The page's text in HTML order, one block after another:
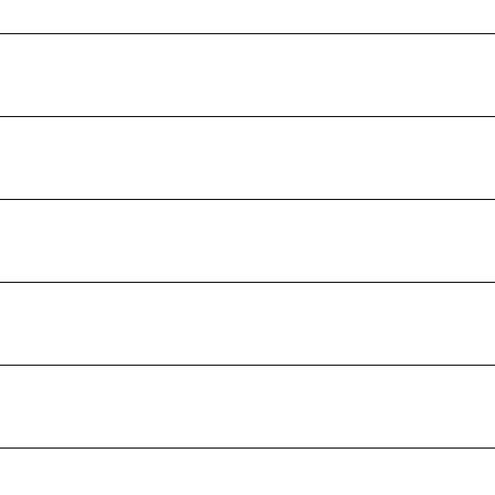
Basilicata
Molise
Apskritis de Marijampolė
Pays